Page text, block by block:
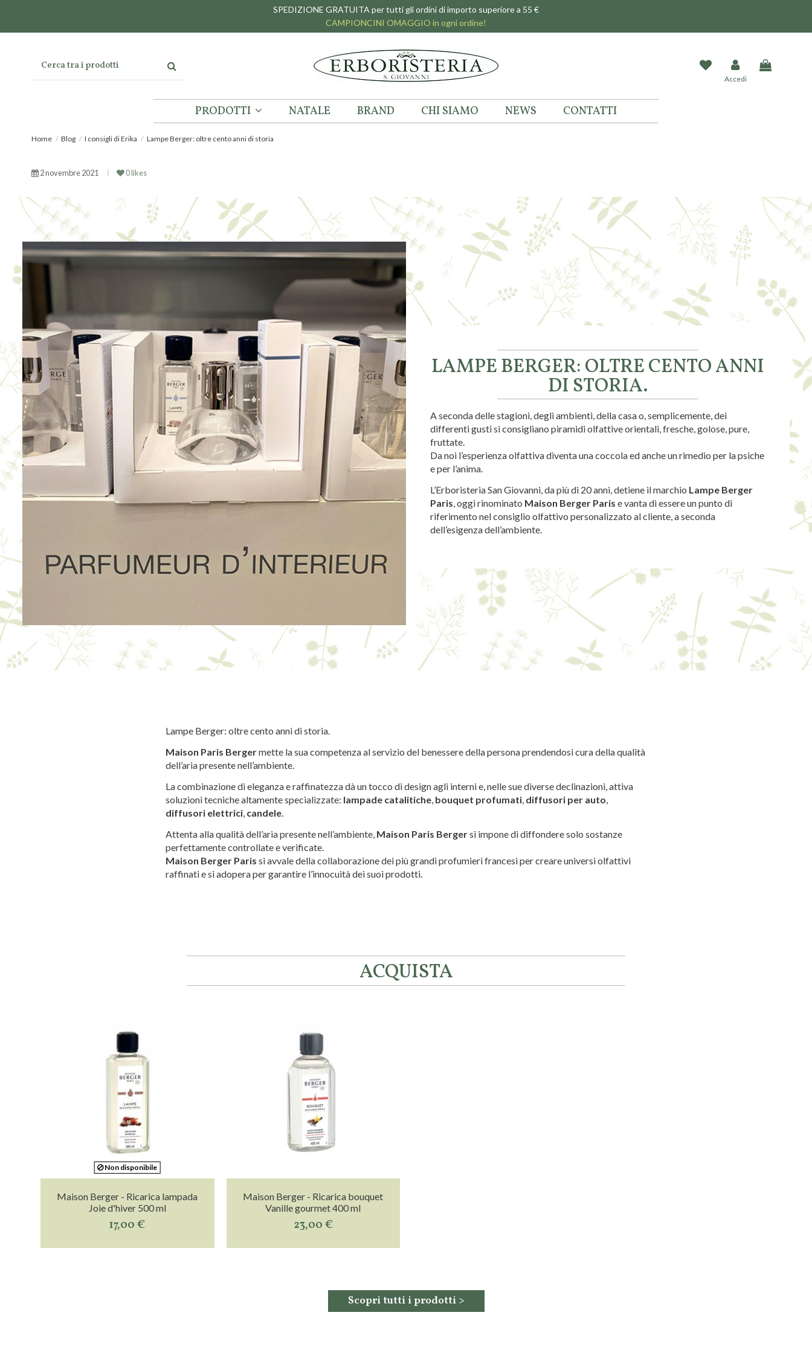
SPEDIZIONE GRATUITA per tutti gli ordini di importo superiore a 55 €
CAMPIONCINI OMAGGIO in ogni ordine!
Accedi
PRODOTTI NATALE BRAND CHI SIAMO NEWS CONTATTI
Home Blog I consigli di Erika Lampe Berger: oltre cento anni di storia
2 novembre 2021 0likes
LAMPE BERGER: OLTRE CENTO ANNI
DI STORIA.
A seconda delle stagioni, degli ambienti, della casa o, semplicemente, dei
differenti gusti si consigliano piramidi olfattive orientali, fresche, golose, pure,
fruttate.
Da noi l’esperienza olfattiva diventa una coccola ed anche un rimedio per la psiche
e per l’anima.
L’Erboristeria San Giovanni, da più di 20 anni, detiene il marchio Lampe Berger
Paris, oggi rinominato Maison Berger Paris e vanta di essere un punto di
riferimento nel consiglio olfattivo personalizzato al cliente, a seconda
dell’esigenza dell’ambiente.
Lampe Berger: oltre cento anni di storia.
Maison Paris Bergermette la sua competenza al servizio del benessere della persona prendendosi cura della qualità
dell’aria presente nell’ambiente.
La combinazione di eleganza e raffinatezza dà un tocco di design agli interni e, nelle sue diverse declinazioni, attiva
soluzioni tecniche altamente specializzate: lampade catalitiche, bouquet profumati, diffusori per auto
diffusori elettrici, candele.
Attenta alla qualità dell’aria presente nell’ambiente, Maison Paris Bergersi impone di diffondere solo sostanze
perfettamente controllate e verificate.
Maison Berger Paris si avvale della collaborazione dei più grandi profumieri francesi per creare universi olfattivi
raffinati e si adopera per garantire l’innocuità dei suoi prodotti.
ACQUISTA
Non disponibile
Maison Berger - Ricarica lampada
Joie d'hiver 500 ml
17,00 €
Maison Berger - Ricarica bouquet
Vanille gourmet 400 ml
23,00 €
Scopri tutti i prodotti >